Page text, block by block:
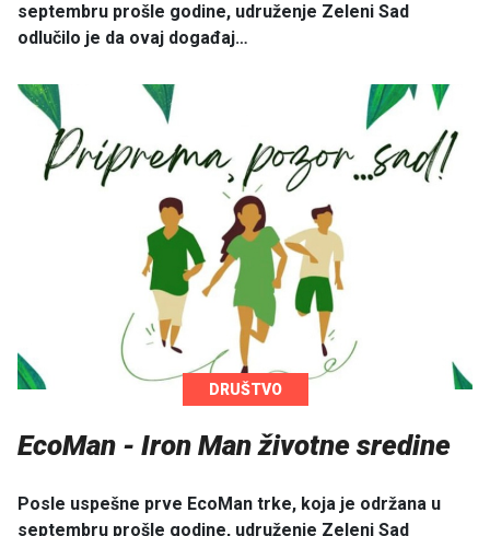
septembru prošle godine, udruženje Zeleni Sad
odlučilo je da ovaj događaj…
DRUŠTVO
EcoMan - Iron Man životne sredine
Posle uspešne prve EcoMan trke, koja je održana u
septembru prošle godine, udruženje Zeleni Sad